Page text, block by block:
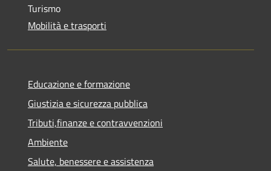
Turismo
Mobilità e trasporti
Educazione e formazione
Giustizia e sicurezza pubblica
Tributi,finanze e contravvenzioni
Ambiente
Salute, benessere e assistenza